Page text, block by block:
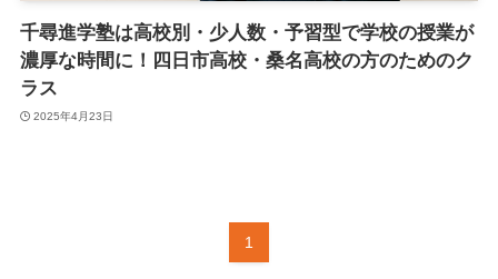
千尋進学塾は高校別・少人数・予習型で学校の授業が
濃厚な時間に！四日市高校・桑名高校の方のためのク
ラス
2025年4月23日
1